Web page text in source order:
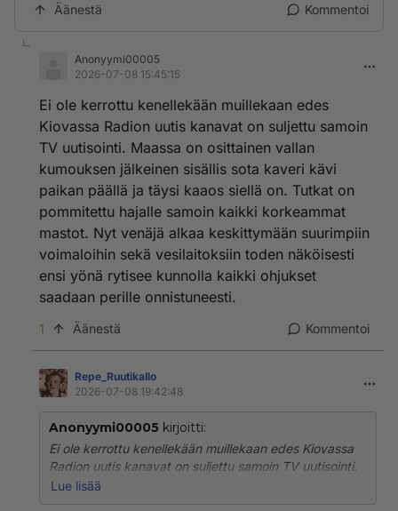
Äänestä Kommentoi
Anonyymi00005
2026-07-08 15:45:15
Ei ole kerrottu kenellekään muillekaan edes
Kiovassa Radion uutis kanavat on suljettu samoin
TV uutisointi. Maassa on osittainen vallan
kumouksen jälkeinen sisällis sota kaveri kävi
paikan päällä ja täysi kaaos siellä on. Tutkat on
pommitettu hajalle samoin kaikki korkeammat
mastot. Nyt venäjä alkaa keskittymään suurimpiin
voimaloihin sekä vesilaitoksiin toden näköisesti
ensi yönä rytisee kunnolla kaikki ohjukset
saadaan perille onnistuneesti.
1 Äänestä Kommentoi
Repe_RuutikaIlo
2026-07-08 19:42:48
Anonyymi00005 kirjoitti:
Ei ole kerrottu kenellekään muillekaan edes Kiovassa
Radion uutis kanavat on suljettu samoin TV uutisointi.
Maassa on osittainen vallan kumouksen jälkeinen
Lue lisää